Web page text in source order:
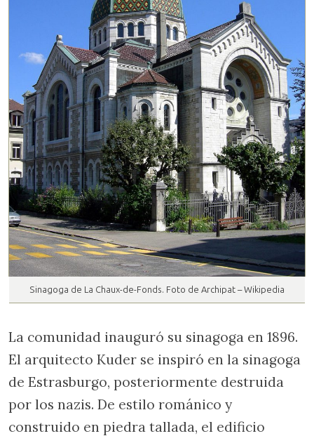
Sinagoga de La Chaux-de-Fonds. Foto de Archipat – Wikipedia
La comunidad inauguró su sinagoga en 1896.
El arquitecto Kuder se inspiró en la sinagoga
de Estrasburgo, posteriormente destruida
por los nazis. De estilo románico y
construido en piedra tallada, el edificio